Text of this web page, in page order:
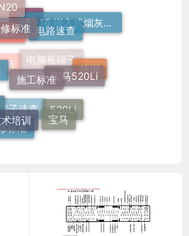
标准
子速查 520Li
宝马
培训
电脑板端子 培训
宝马520Li
施工标准
子
奔驰 51 16 嵌入式烟灰缸托架
电路速查
修标准